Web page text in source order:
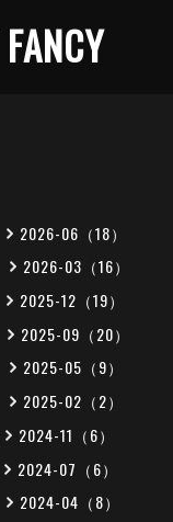
2026-06（18）
2026-03（16）
2025-12（19）
2025-09（20）
2025-05（9）
2025-02（2）
2024-11（6）
2024-07（6）
2024-04（8）